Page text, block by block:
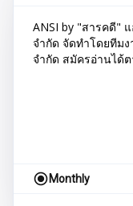
ANSI by "สารคดี"
จำกัด จัดทำโดยทีม
จำกัด สมัครอ่านได้ต
Monthly